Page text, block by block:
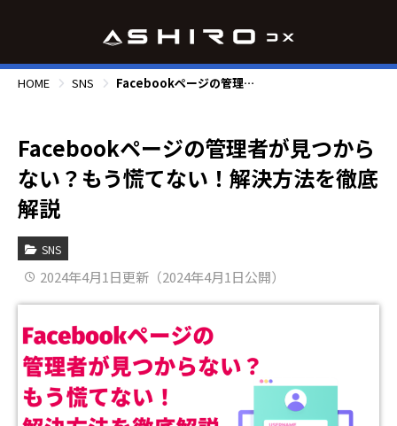
HOME SNS Facebookページの管理者が見つからない？もう慌てない！解決方法を徹底解説
Facebookページの管理者が見つから
ない？もう慌てない！解決方法を徹底
解説
SNS
2024年4月1日更新（2024年4月1日公開）